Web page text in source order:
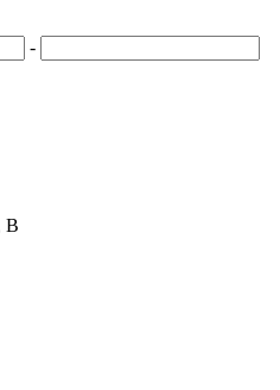
-
В